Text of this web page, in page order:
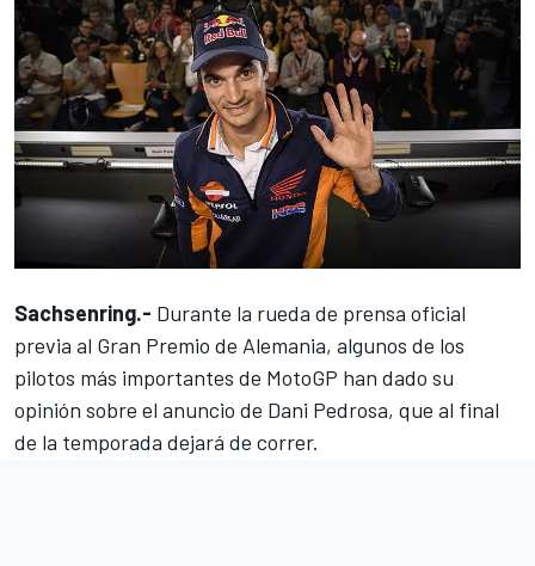
Sachsenring.- Durante la rueda de prensa oficial
previa al Gran Premio de Alemania, algunos de los
pilotos más importantes de MotoGP han dado su
opinión sobre el anuncio de Dani Pedrosa, que al final
de la temporada dejará de correr.